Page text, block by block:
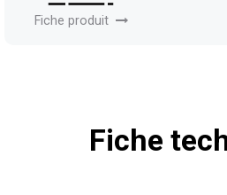
Fiche produit
Fiche